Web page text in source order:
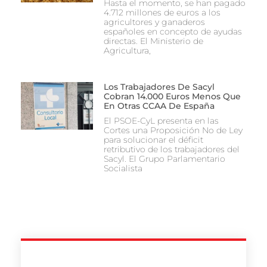
Hasta el momento, se han pagado
4.712 millones de euros a los
agricultores y ganaderos
españoles en concepto de ayudas
directas. El Ministerio de
Agricultura,
Los Trabajadores De Sacyl
Cobran 14.000 Euros Menos Que
En Otras CCAA De España
El PSOE-CyL presenta en las
Cortes una Proposición No de Ley
para solucionar el déficit
retributivo de los trabajadores del
Sacyl. El Grupo Parlamentario
Socialista